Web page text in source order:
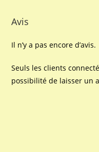
Avis
Il n’y a pas encore d’avis.
Seuls les clients
possibilité de laisser un